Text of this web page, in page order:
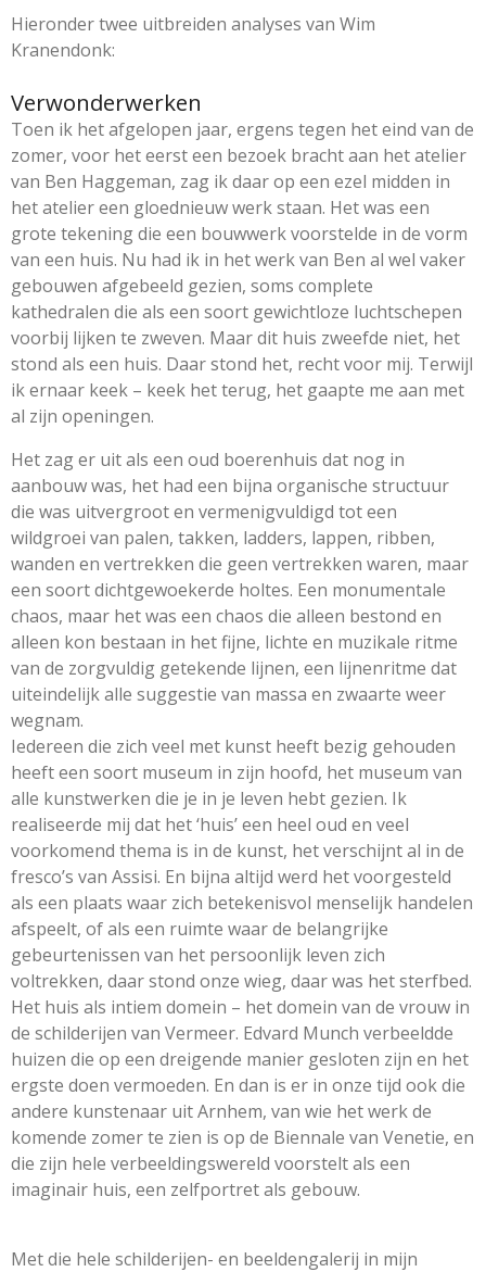
Hieronder twee uitbreiden analyses van Wim
Kranendonk:
Verwonderwerken
Toen ik het afgelopen jaar, ergens tegen het eind van de
zomer, voor het eerst een bezoek bracht aan het atelier
van Ben Haggeman, zag ik daar op een ezel midden in
het atelier een gloednieuw werk staan. Het was een
grote tekening die een bouwwerk voorstelde in de vorm
van een huis. Nu had ik in het werk van Ben al wel vaker
gebouwen afgebeeld gezien, soms complete
kathedralen die als een soort gewichtloze luchtschepen
voorbij lijken te zweven. Maar dit huis zweefde niet, het
stond als een huis. Daar stond het, recht voor mij. Terwijl
ik ernaar keek – keek het terug, het gaapte me aan met
al zijn openingen.
Het zag er uit als een oud boerenhuis dat nog in
aanbouw was, het had een bijna organische structuur
die was uitvergroot en vermenigvuldigd tot een
wildgroei van palen, takken, ladders, lappen, ribben,
wanden en vertrekken die geen vertrekken waren, maar
een soort dichtgewoekerde holtes. Een monumentale
chaos, maar het was een chaos die alleen bestond en
alleen kon bestaan in het fijne, lichte en muzikale ritme
van de zorgvuldig getekende lijnen, een lijnenritme dat
uiteindelijk alle suggestie van massa en zwaarte weer
wegnam.
Iedereen die zich veel met kunst heeft bezig gehouden
heeft een soort museum in zijn hoofd, het museum van
alle kunstwerken die je in je leven hebt gezien. Ik
realiseerde mij dat het ‘huis’ een heel oud en veel
voorkomend thema is in de kunst, het verschijnt al in de
fresco’s van Assisi. En bijna altijd werd het voorgesteld
als een plaats waar zich betekenisvol menselijk handelen
afspeelt, of als een ruimte waar de belangrijke
gebeurtenissen van het persoonlijk leven zich
voltrekken, daar stond onze wieg, daar was het sterfbed.
Het huis als intiem domein – het domein van de vrouw in
de schilderijen van Vermeer. Edvard Munch verbeeldde
huizen die op een dreigende manier gesloten zijn en het
ergste doen vermoeden. En dan is er in onze tijd ook die
andere kunstenaar uit Arnhem, van wie het werk de
komende zomer te zien is op de Biennale van Venetie, en
die zijn hele verbeeldingswereld voorstelt als een
imaginair huis, een zelfportret als gebouw.
Met die hele schilderijen- en beeldengalerij in mijn